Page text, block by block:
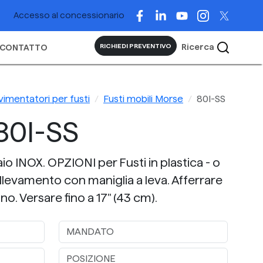
Accesso al concessionario
RICHIEDI PREVENTIVO Ricerca
per fusti Fusti mobili Morse 80I-SS
SS
INOX. OPZIONI per Fusti in plastica - o
con maniglia a leva. Afferrare
Versare fino a 17" (43 cm).